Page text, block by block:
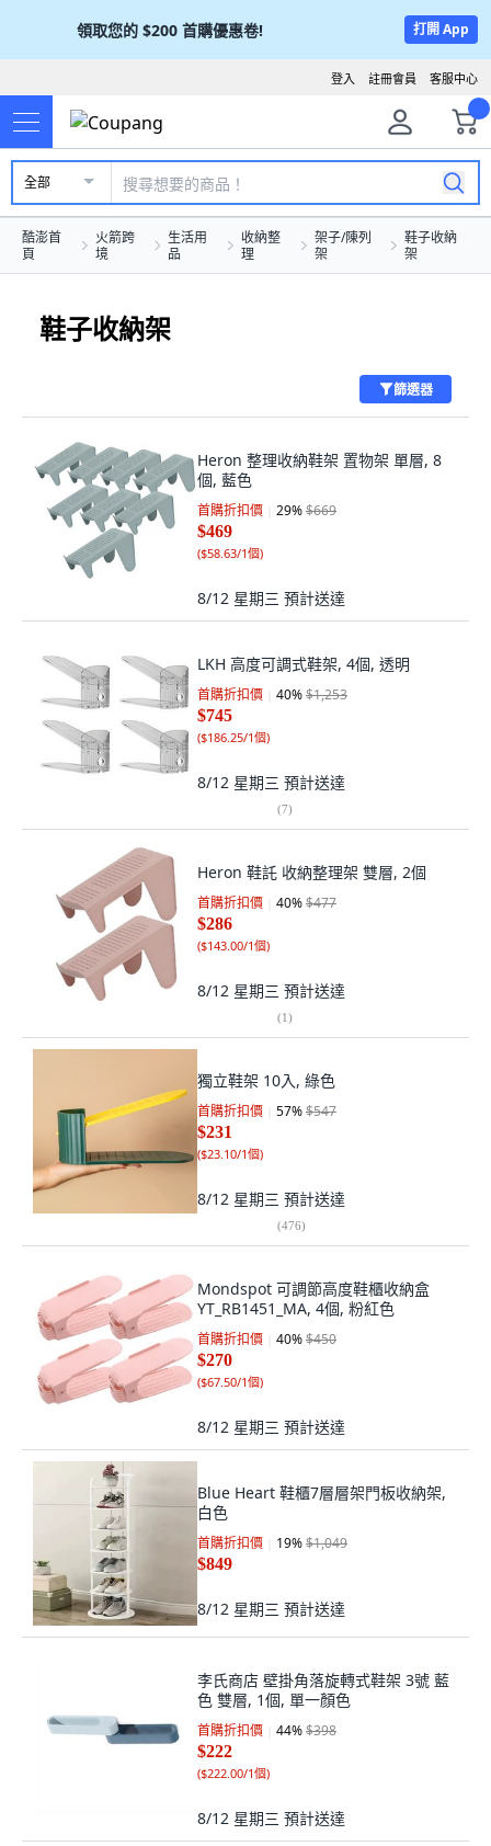
領取您的 $200 首購優惠卷! 打開 App
客服中心
註冊會員
登入
全部
酷澎首
頁
火箭跨
境
生活用
品
收納整
理
架子/陳列
架
鞋子收納
架
鞋子收納架
篩選器
Heron 整理收納鞋架 置物架 單層, 8
個, 藍色
首購折扣價 29%$669
$469
($58.63/1個)
8/12 星期三 預計送達
LKH 高度可調式鞋架, 4個, 透明
首購折扣價 40%$1,253
$745
($186.25/1個)
8/12 星期三 預計送達
(7)
Heron 鞋託 收納整理架 雙層, 2個
首購折扣價 40%$477
$286
($143.00/1個)
8/12 星期三 預計送達
(1)
獨立鞋架 10入, 綠色
首購折扣價 57%$547
$231
($23.10/1個)
8/12 星期三 預計送達
(476)
Mondspot 可調節高度鞋櫃收納盒
YT_RB1451_MA, 4個, 粉紅色
首購折扣價 40%$450
$270
($67.50/1個)
8/12 星期三 預計送達
Blue Heart 鞋櫃7層層架門板收納架,
白色
首購折扣價 19%$1,049
$849
8/12 星期三 預計送達
李氏商店 壁掛角落旋轉式鞋架 3號 藍
色 雙層, 1個, 單一顏色
首購折扣價 44%$398
$222
($222.00/1個)
8/12 星期三 預計送達